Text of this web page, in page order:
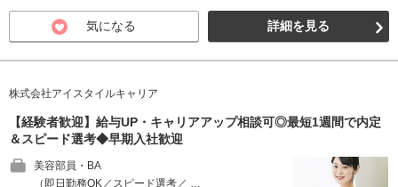
気になる 詳細を見る
株式会社アイスタイルキャリア
【経験者歓迎】給与UP・キャリアアップ相談可◎最短1週間で内定
＆スピード選考◆早期入社歓迎
美容部員・BA
（即日勤務OK／スピード選考／ …